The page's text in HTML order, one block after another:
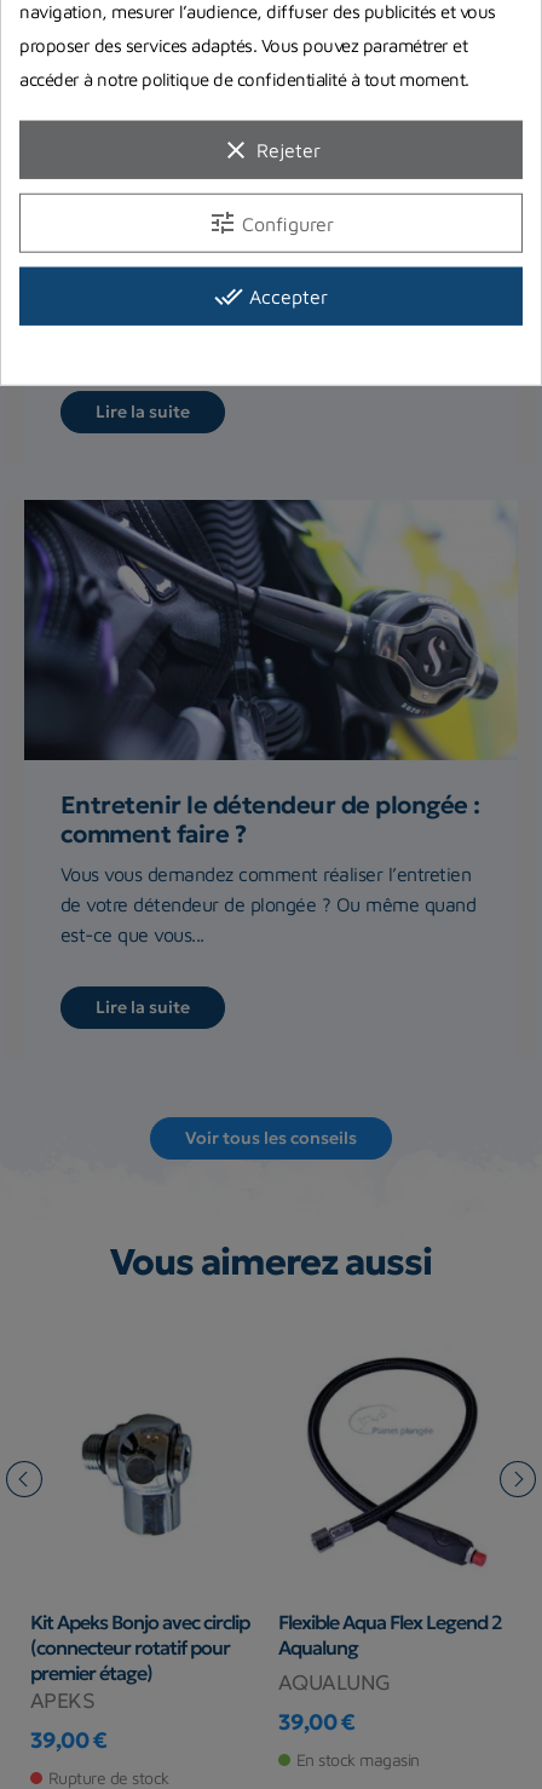
Choisir son détendeur de plongée
pour choisir votre détendeur de plongée selon
Lire la suite
Entretenir le détendeur de plongée :
comment faire ?
Vous vous demandez comment réaliser l’entretien
de votre détendeur de plongée ? Ou même quand
est-ce que vous...
Lire la suite
Voir tous les conseils
Vous aimerez aussi
Kit Apeks Bonjo avec circlip
(connecteur rotatif pour
premier étage)
APEKS
Prix
39,00 €
Rupture de stock
Flexible Aqua Flex Legend 2
Aqualung
AQUALUNG
Prix
39,00 €
En stock magasin
navigation, mesurer l’audience, diffuser des publicités et vous
proposer des services adaptés. Vous pouvez paramétrer et
accéder à notre politique de confidentialité à tout moment.
clear Rejeter
tune Configurer
done_all Accepter